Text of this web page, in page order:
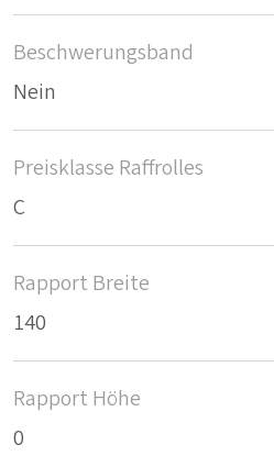
Beschwerungsband
Nein
Preisklasse Raffrolles
C
Rapport Breite
140
Rapport Höhe
0